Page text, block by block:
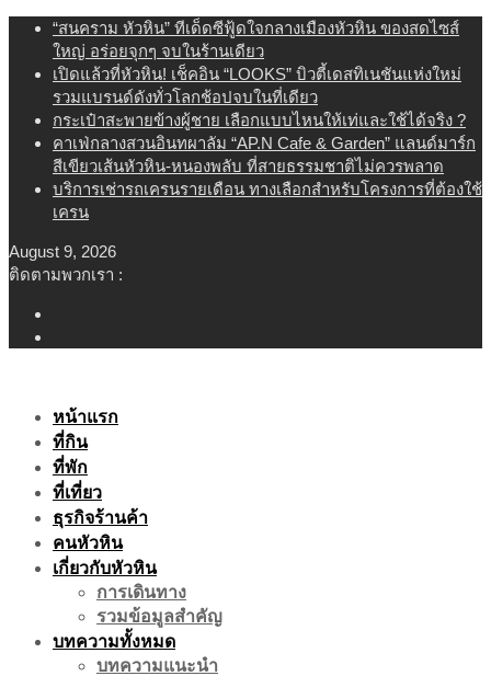
Skip
content
“สนคราม หัวหิน” ทีเด็ดซีฟู้ดใจกลางเมืองหัวหิน ของสดไซส์
ใหญ่ อร่อยจุกๆ จบในร้านเดียว
เปิดแล้วที่หัวหิน! เช็คอิน “LOOKS” บิวตี้เดสทิเนชันแห่งใหม่
รวมแบรนด์ดังทั่วโลกช้อปจบในที่เดียว
กระเป๋าสะพายข้างผู้ชาย เลือกแบบไหนให้เท่และใช้ได้จริง ?
คาเฟ่กลางสวนอินทผาลัม “AP.N Cafe & Garden” แลนด์มาร์ก
สีเขียวเส้นหัวหิน-หนองพลับ ที่สายธรรมชาติไม่ควรพลาด
บริการเช่ารถเครนรายเดือน ทางเลือกสำหรับโครงการที่ต้องใช้
เครน
August 9, 2026
ติดตามพวกเรา :
หน้าแรก
ที่กิน
ที่พัก
ที่เที่ยว
ธุรกิจร้านค้า
คนหัวหิน
เกี่ยวกับหัวหิน
การเดินทาง
รวมข้อมูลสำคัญ
บทความทั้งหมด
บทความแนะนำ